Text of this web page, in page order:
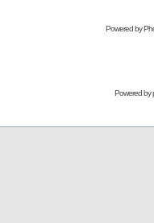
Powered by
Powered by